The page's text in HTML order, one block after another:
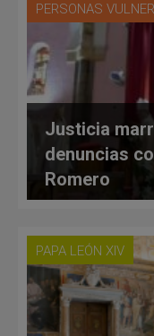
PERSONAS
Justicia
denuncias
Romero
PAPA LEÓN XIV